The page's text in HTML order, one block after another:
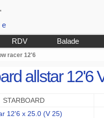
RDV Balade
racer 12'6
allstar 12'6
STARBOARD
12'6 x 25.0 (V 25)